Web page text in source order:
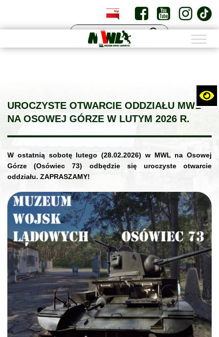
PL EN
UROCZYSTE OTWARCIE ODDZIAŁU MWL
NA OSOWEJ GÓRZE W LUTYM 2026 R.
W ostatnią sobotę lutego (28.02.2026) w MWL na Osowej
Górze (Osówiec 73) odbędzie się uroczyste otwarcie
oddziału. ZAPRASZAMY!